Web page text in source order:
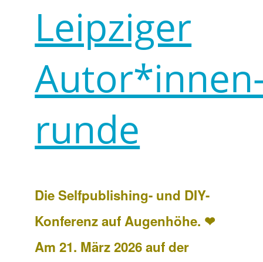
Leipziger
runde
Die Selfpublishing- und DIY-
Konferenz auf Augenhöhe. ❤
Am 21. März 2026 auf der